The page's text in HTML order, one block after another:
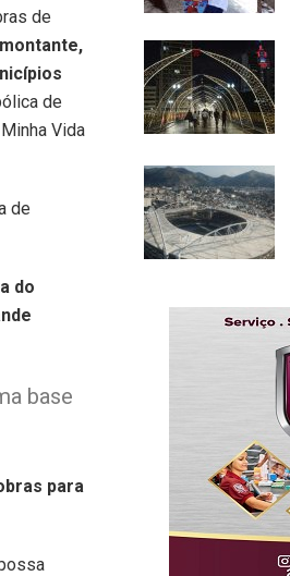
de
de
Vida
de
do
base
para